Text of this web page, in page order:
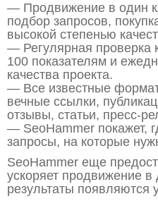
— Продвижение в один
подбор запросов,
высокой степенью
— Регулярная проверка
100 показателям и
качества проекта.
— Все известные
вечные ссылки,
отзывы, статьи, пресс-
— SeoHammer покажет,
запросы, на которые
SeoHammer еще
ускоряет продвижение
результаты появляются